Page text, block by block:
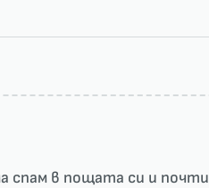
спам в пощата си и почти